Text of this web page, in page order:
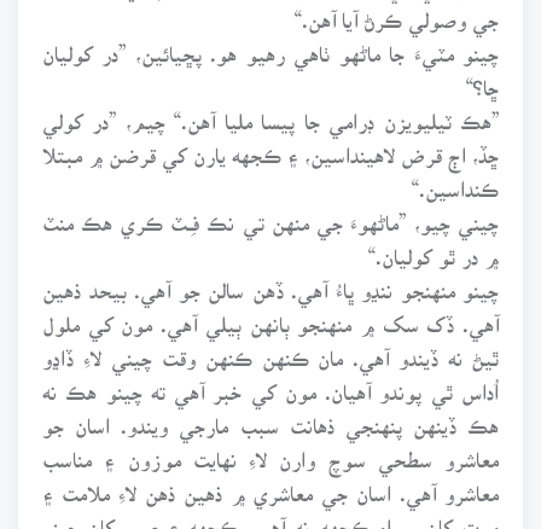
جي وصولي ڪرڻ آيا آهن.“
چينو مٽيءَ جا ماڻهو ٺاهي رهيو هو. پڇيائين، ”در کوليان
ڇا؟“
”هڪ ٽيليويزن ڊرامي جا پيسا مليا آهن.“ چيم، ”در کولي
ڇڏ، اڄ قرض لاهينداسين، ۽ ڪجهه يارن کي قرضن ۾ مبتلا
ڪنداسين.“
چيني چيو، ”ماڻهوءَ جي منهن تي نڪ فـِـٽ ڪري هڪ منٽ
۾ در ٿو کوليان.“
چينو منهنجو ننڍو ڀاءُ آهي. ڏهن سالن جو آهي. بيحد ذهين
آهي. ڏک سک ۾ منهنجو ٻانهن ٻيلي آهي. مون کي ملول
ٿيڻ نه ڏيندو آهي. مان ڪنهن ڪنهن وقت چيني لاءِ ڏاڍو
اُداس ٿي پوندو آهيان. مون کي خبر آهي ته چينو هڪ نه
هڪ ڏينهن پنهنجي ذهانت سبب مارجي ويندو. اسان جو
معاشرو سطحي سوچ وارن لاءِ نهايت موزون ۽ مناسب
معاشرو آهي. اسان جي معاشري ۾ ذهين ذهن لاءِ ملامت ۽
موت کان سواءِ ڪجهه نه آهي. ڪجهه عرصي کان چينو